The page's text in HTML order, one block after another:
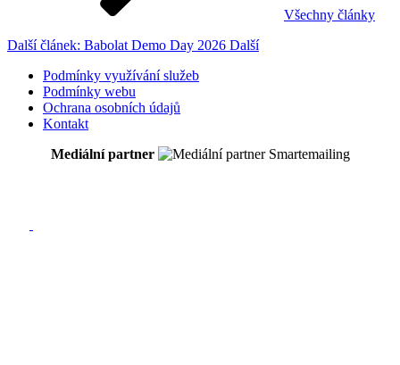
Všechny články
Další článek: Babolat Demo Day 2026 Další
Podmínky využívání služeb
Podmínky webu
Ochrana osobních údajů
Kontakt
Mediální partner